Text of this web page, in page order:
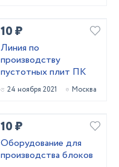
10 ₽
Линия по
производству
пустотных плит ПК
24 ноября 2021 Москва
10 ₽
Оборудование для
производства блоков